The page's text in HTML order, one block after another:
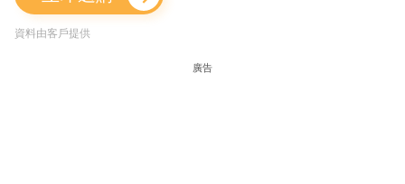
資料由客戶提供
廣告